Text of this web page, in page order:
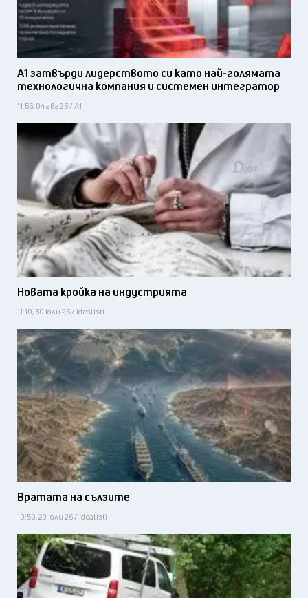
А1 затвърди лидерството си като най-голямата
технологична компания и системен интегратор
11:56, 04 авг 26 / А1
Новата кройка на индустрията
11:10, 30 юли 26 / Idealisti
Вратата на сълзите
10:50, 29 юли 26 / Idealisti